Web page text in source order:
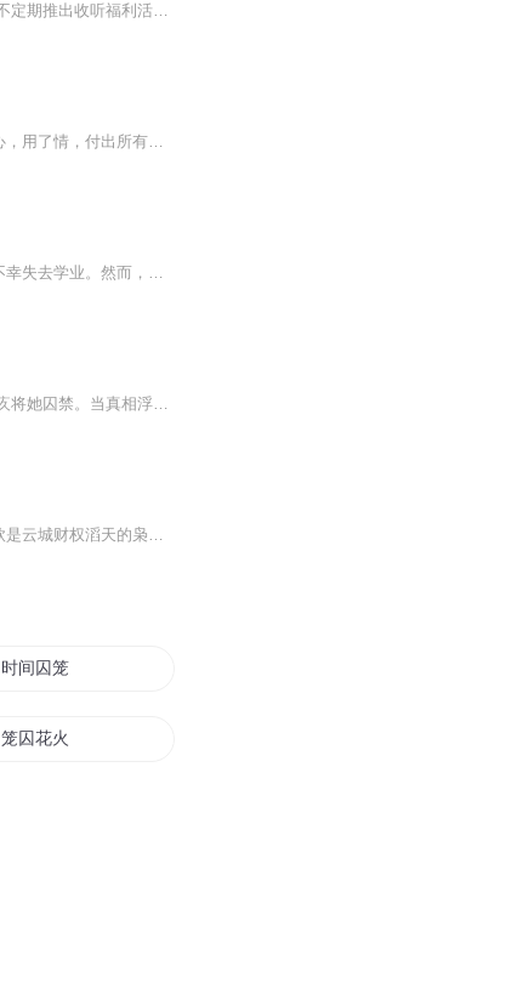
欢迎您的【收听】—【订阅】—【点赞/收藏】—【评论】—【投月票】—【转发】！！！主播不定期推出收听福利活动，敬请关注评论区哦！简介:看似平静的惨道界中,却隐藏着数百年气运转化的危机。一名惜懂的山野少年，遺遇了一个代代一脉相传的神秘门派，无意...
别以为你装昏迷，我就会放过你！当真相浮出水面，他们该何去何从？一场商业联姻，她动了心，用了情，付出所有，感动了观众，却打动不了深爱之人。在她准备放弃这段婚姻时，却发现三年前的那场车祸，是人为的阴谋......三年前的车祸里，夏繁星失去了双亲，...
一个农村出生的小伙子独自来到城市里求学，面对都市的霓虹闪烁和各种诱惑，他难以抗拒，不幸失去学业。然而，在这个冷漠的城市中，他遇到了浓妆艳抹的美女姐妹，给予了他温暖和关怀，让他的生活不再寂寞。但未来的路还很长，接下来的日子里，他的命运又将...
内容简介 《情感囚笼》——一场关于爱与束缚的揪心故事。她被困在婚姻的牢笼，他用爱与愧疚将她囚禁。当真相浮出水面，她才明白，爱有时是最大的束缚。这里有撕心裂肺的情感挣扎，有复杂纠葛的爱恨情仇，更有破茧重生的勇气。这是一场关于自我救赎的心灵...
沈湘是一个寄人篱下、穷困潦倒的女人，被迫替人顶罪，被迫与人交易，并且怀了身孕。傅少钦是云城财权滔天的枭少，最初认定沈湘是污点重重、狡诈贪婪的恶之花。她捂不热他，于是决定消失。 可他怎么会放过她，偷了他的心怎么能够逃的一干二净。
时间囚笼
笼囚花火